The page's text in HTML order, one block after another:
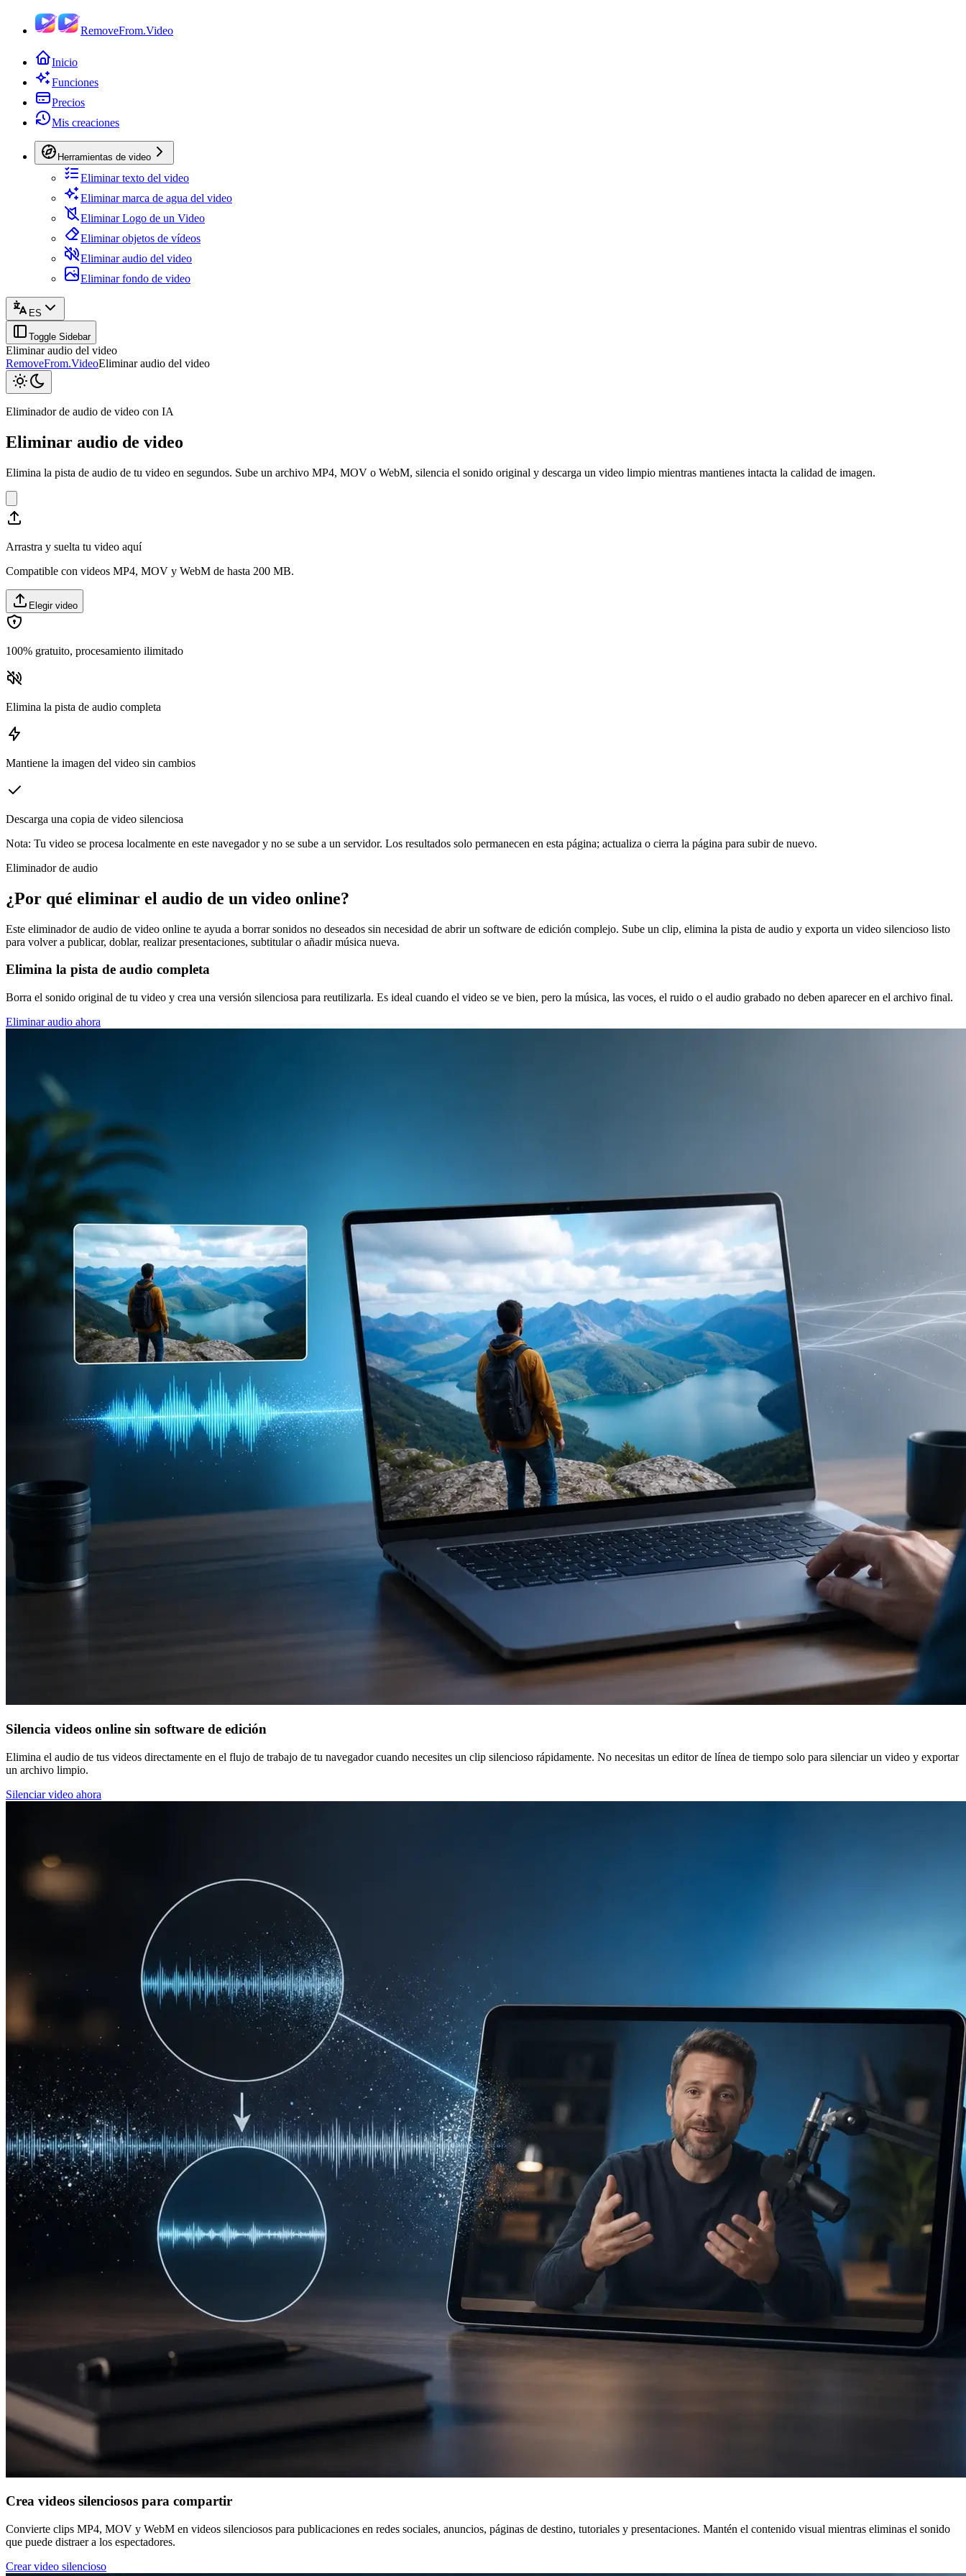
RemoveFrom.Video
Inicio
Funciones
Precios
Mis creaciones
Herramientas de video
Eliminar texto del video
Eliminar marca de agua del video
Eliminar Logo de un Video
Eliminar objetos de vídeos
Eliminar audio del video
Eliminar fondo de video
ES
Toggle Sidebar
Eliminar audio del video
RemoveFrom.VideoEliminar audio del video
Eliminador de audio de video con IA
Eliminar audio de video
Elimina la pista de audio de tu video en segundos. Sube un archivo MP4, MOV o WebM, silencia el sonido original y descarga un video limpio mientras mantienes intacta la calidad de imagen.
Arrastra y suelta tu video aquí
Compatible con videos MP4, MOV y WebM de hasta 200 MB.
Elegir video
100% gratuito, procesamiento ilimitado
Elimina la pista de audio completa
Mantiene la imagen del video sin cambios
Descarga una copia de video silenciosa
Nota: Tu video se procesa localmente en este navegador y no se sube a un servidor. Los resultados solo permanecen en esta página; actualiza o cierra la página para subir de nuevo.
Eliminador de audio
¿Por qué eliminar el audio de un video online?
Este eliminador de audio de video online te ayuda a borrar sonidos no deseados sin necesidad de abrir un software de edición complejo. Sube un clip, elimina la pista de audio y exporta un video silencioso listo
para volver a publicar, doblar, realizar presentaciones, subtitular o añadir música nueva.
Elimina la pista de audio completa
Borra el sonido original de tu video y crea una versión silenciosa para reutilizarla. Es ideal cuando el video se ve bien, pero la música, las voces, el ruido o el audio grabado no deben aparecer en el archivo final.
Eliminar audio ahora
Silencia videos online sin software de edición
Elimina el audio de tus videos directamente en el flujo de trabajo de tu navegador cuando necesites un clip silencioso rápidamente. No necesitas un editor de línea de tiempo solo para silenciar un video y exportar
un archivo limpio.
Silenciar video ahora
Crea videos silenciosos para compartir
Convierte clips MP4, MOV y WebM en videos silenciosos para publicaciones en redes sociales, anuncios, páginas de destino, tutoriales y presentaciones. Mantén el contenido visual mientras eliminas el sonido
que puede distraer a los espectadores.
Crear video silencioso